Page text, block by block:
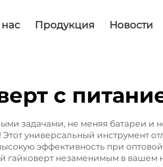
Продукция Новости
с
задачами, не меняя батареи и
универсальный инструмент
эффективность при
гайковерт незаменимым в вашем